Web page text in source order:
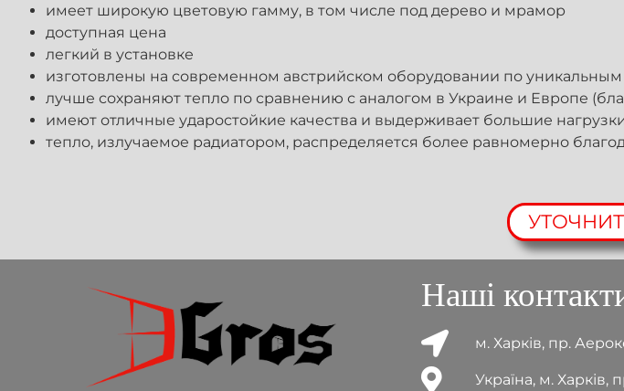
имеет широкую цветовую гамму, в том числе под дерево и мрамор
доступная цена
легкий в установке
изготовлены на современном австрийском оборудовании по
лучше сохраняют тепло по сравнению с аналогом в Украине и Европе
имеют отличные ударостойкие качества и выдерживает большие
тепло, излучаемое радиатором, распределяется более равномерно
Наші
м. Харків, пр.
Україна, м. Харків,